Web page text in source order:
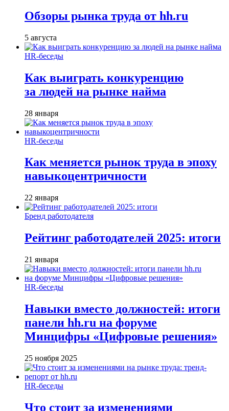
Обзоры рынка труда от hh.ru
5 августа
HR-беседы
Как выиграть конкуренцию
за людей на рынке найма
28 января
HR-беседы
Как меняется рынок труда в эпоху
навыкоцентричности
22 января
Бренд работодателя
Рейтинг работодателей 2025: итоги
21 января
HR-беседы
Навыки вместо должностей: итоги
панели hh.ru на форуме
Минцифры «Цифровые решения»
25 ноября 2025
HR-беседы
Что стоит за изменениями